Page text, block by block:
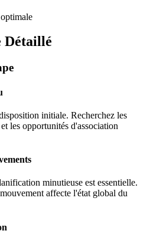
Détaillé
initiale. Recherchez les
les opportunités d'association
minutieuse est essentielle.
affecte l'état global du